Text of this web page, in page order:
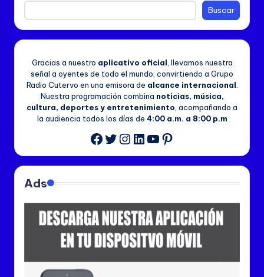
Buscar
Gracias a nuestro aplicativo oficial , llevamos nuestra
señal a oyentes de todo el mundo, convirtiendo a Grupo
Radio Cutervo en una emisora de alcance internacional
Nuestra programación combina noticias, música,
cultura, deportes y entretenimiento , acompañando a
la audiencia todos los días de 4:00 a.m. a 8:00 p.m
Facebook
Twitter
Instagram
LinkedIn
YouTube
Pinterest
Ads